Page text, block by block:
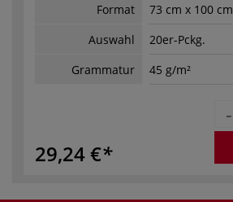
Format
73 cm x 100 cm
Auswahl
20er-Pckg.
Grammatur
45 g/m²
29,24 €
-